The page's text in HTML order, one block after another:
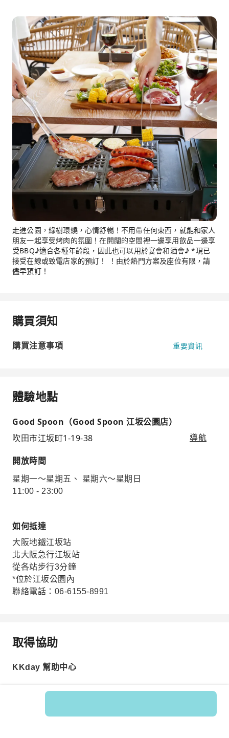
走進公園，綠樹環繞，心情舒暢！不用帶任何東西，就能和家人
朋友一起享受烤肉的氛圍！在開闊的空間裡一邊享用飲品一邊享
受BBQ♪適合各種年齡段，因此也可以用於宴會和酒會♪ *現已
接受在線或致電店家的預訂！ ！由於熱門方案及座位有限，請
儘早預訂！
購買須知
購買注意事項 重要資訊
體驗地點
Good Spoon（Good Spoon 江坂公園店）
吹田市江坂町1-19-38
導航
開放時間
星期一～星期五、 星期六～星期日
11:00 - 23:00
如何抵達
大阪地鐵江坂站
北大阪急行江坂站
從各站步行3分鐘
*位於江坂公園內
聯絡電話：06-6155-8991
取得協助
KKday 幫助中心
商品編號: 226049